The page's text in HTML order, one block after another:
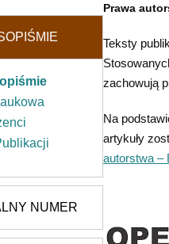
NUMER
Prawa
Teksty
zachowują
Na
artykuły
autorstwa –